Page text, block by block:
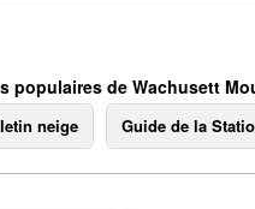
populaires de Wachusett
neige Guide de la